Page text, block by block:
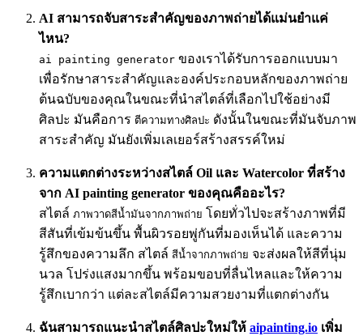
AI สามารถจับสาระสำคัญของภาพถ่ายได้แม่นยำแค่
ไหน?
ai painting generator ของเราได้รับการออกแบบมา
เพื่อรักษาสาระสำคัญและองค์ประกอบหลักของภาพถ่าย
ต้นฉบับของคุณในขณะที่นำสไตล์ที่เลือกไปใช้อย่างมี
ศิลปะ มันคือการ ตีความทางศิลปะ ดังนั้นในขณะที่มันจับภาพ
สาระสำคัญ มันยังเพิ่มเลเยอร์สร้างสรรค์ใหม่
ความแตกต่างระหว่างสไตล์ Oil และ Watercolor ที่สร้าง
จาก AI painting generator ของคุณคืออะไร?
สไตล์ ภาพวาดสีน้ำมันจากภาพถ่าย โดยทั่วไปจะสร้างภาพที่มี
สีสันที่เข้มข้นขึ้น พื้นผิวรอยพู่กันที่มองเห็นได้ และความ
รู้สึกของความลึก สไตล์ สีน้ำจากภาพถ่าย จะส่งผลให้สีที่นุ่ม
นวล โปร่งแสงมากขึ้น พร้อมขอบที่ลื่นไหลและให้ความ
รู้สึกเบากว่า แต่ละสไตล์มีความสวยงามที่แตกต่างกัน
ฉันสามารถแนะนำสไตล์ศิลปะใหม่ให้ aipainting.io เพิ่ม